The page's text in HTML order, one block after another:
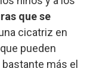
que se
cicatriz en
pueden
más el